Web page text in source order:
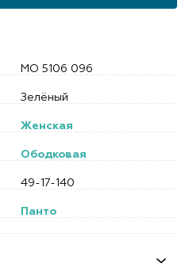
MO 5106 096
Зелёный
Женская
Ободковая
49-17-140
Панто